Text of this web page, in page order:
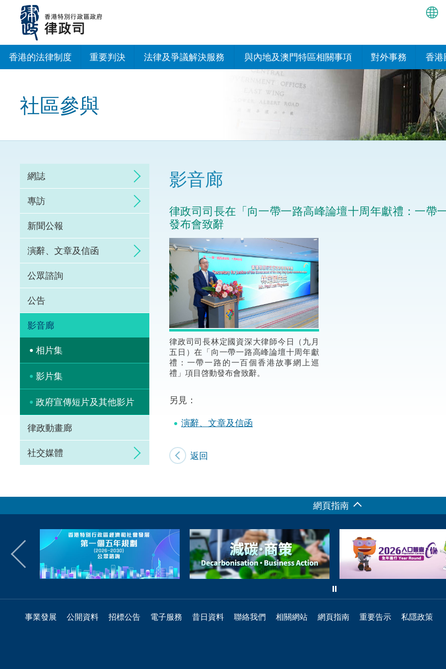
內
简
EN
香港的法律制度 重要判決 法律及爭議解決服務
訴訟
網上爭議解決及法律科技
體育爭議解決先導計劃
能力建設
法律樞紐
促成交易和爭議解決服務中心
與內地及澳門特區相關事項
與內地的安排
香港與內地相互認可和執行民
商事案件判決的安排
關於建立更緊密經貿關係的安
與澳門特區的安排
粵港澳大灣區
對外事務
國際政府機構在
處或運作
多邊協定
其他協定
香港
我
我們
我們
我
社區參與
網誌
專訪
新聞公報
演辭、文章及信函
公眾諮詢
公告
影音廊
相片集
影片集
政府宣傳短片及其他影片
律政動畫廊
社交媒體
影音廊
律政司司長在「向一帶一路高峰論壇十周年獻禮：一帶
發布會致辭
律政司司長林定國資深大律師今日（九月
五日）在「向一帶一路高峰論壇十周年獻
禮：一帶一路的一百個香港故事網上巡
禮」項目啓動發布會致辭。
另見：
演辭、文章及信函
返回
網頁指南
事業發展 公開資料 招標公告 電子服務 昔日資料 聯絡我們 相關網站 網頁指南 重要告示 私隱政策